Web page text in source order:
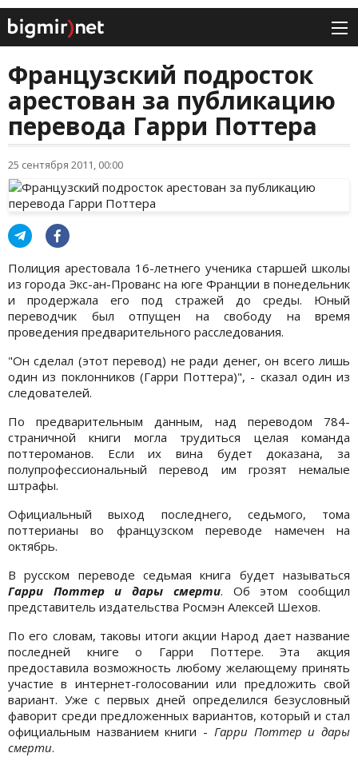
Французский подросток
арестован за публикацию
перевода Гарри Поттера
25 сентября 2011, 00:00
Полиция арестовала 16-летнего ученика старшей школы
из города Экс-ан-Прованс на юге Франции в понедельник
и продержала его под стражей до среды. Юный
переводчик был отпущен на свободу на время
проведения предварительного расследования.
"Он сделал (этот перевод) не ради денег, он всего лишь
один из поклонников (Гарри Поттера)", - сказал один из
следователей.
По предварительным данным, над переводом 784-
страничной книги могла трудиться целая команда
поттероманов. Если их вина будет доказана, за
полупрофессиональный перевод им грозят немалые
штрафы.
Официальный выход последнего, седьмого, тома
поттерианы во французском переводе намечен на
октябрь.
В русском переводе седьмая книга будет называться
Гарри Поттер и дары смерти. Об этом сообщил
представитель издательства Росмэн Алексей Шехов.
По его словам, таковы итоги акции Народ дает название
последней книге о Гарри Поттере. Эта акция
предоставила возможность любому желающему принять
участие в интернет-голосовании или предложить свой
вариант. Уже с первых дней определился безусловный
фаворит среди предложенных вариантов, который и стал
официальным названием книги - Гарри Поттер и дары
смерти.